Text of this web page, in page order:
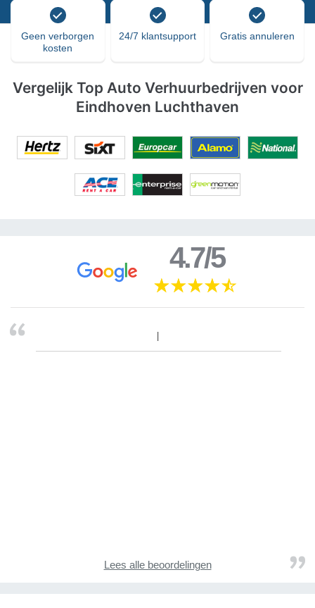
Geen verborgen
kosten
24/7 klantsupport Gratis annuleren
Vergelijk Top Auto Verhuurbedrijven voor
Eindhoven Luchthaven
4.7/5
Lees alle beoordelingen